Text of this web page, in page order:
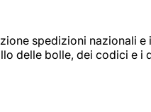
spedizioni
delle bolle, dei codici e